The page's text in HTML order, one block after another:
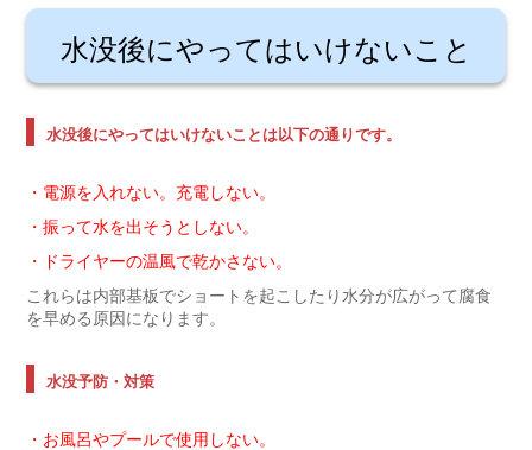
水没後にやってはいけないこと
水没後にやってはいけないことは以下の通りです。
・電源を入れない。充電しない。
・振って水を出そうとしない。
・ドライヤーの温風で乾かさない。
これらは内部基板でショートを起こしたり水分が広がって腐食
を早める原因になります。
水没予防・対策
・お風呂やプールで使用しない。